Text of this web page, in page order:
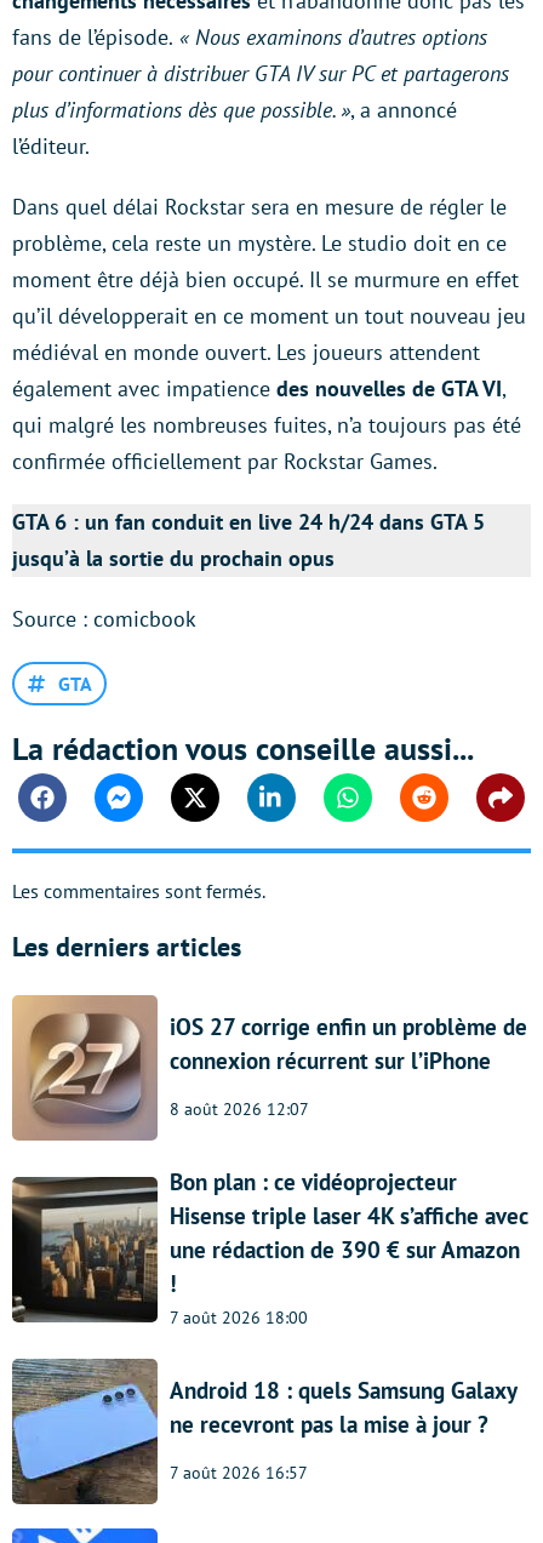
fans de l’épisode. « Nous examinons d’autres options
pour continuer à distribuer GTA IV sur PC et partagerons
plus d’informations dès que possible. », a annoncé
l’éditeur.
Dans quel délai Rockstar sera en mesure de régler le
problème, cela reste un mystère. Le studio doit en ce
moment être déjà bien occupé. Il se murmure en effet
qu’il développerait en ce moment un tout nouveau jeu
médiéval en monde ouvert. Les joueurs attendent
également avec impatience des nouvelles de GTA VI,
qui malgré les nombreuses fuites, n’a toujours pas été
confirmée officiellement par Rockstar Games.
GTA 6 : un fan conduit en live 24 h/24 dans GTA 5
jusqu’à la sortie du prochain opus
Source : comicbook
GTA
La rédaction vous conseille aussi...
FacebookMessengerTwitter Linkedin WhatsappReddit
Les commentaires sont fermés.
Les derniers articles
iOS 27 corrige enfin un problème de
connexion récurrent sur l’iPhone
8 août 2026 12:07
Bon plan : ce vidéoprojecteur
Hisense triple laser 4K s’affiche avec
une rédaction de 390 € sur Amazon
!
7 août 2026 18:00
Android 18 : quels Samsung Galaxy
ne recevront pas la mise à jour ?
7 août 2026 16:57